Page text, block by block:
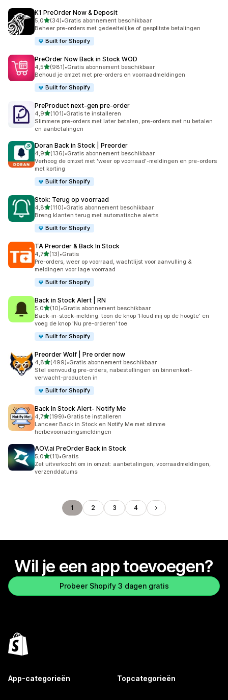
K1 PreOrder Now & Deposit
5,0van 5 sterren
(34)
34 recensies in totaal
•Gratis abonnement beschikbaar
Beheer pre-orders met gedeeltelijke of gesplitste betalingen
Built for Shopify
PreOrder Now Back in Stock WOD
4,5van 5 sterren
(981)
981 recensies in totaal
•Gratis abonnement beschikbaar
Behoud je omzet met pre-orders en voorraadmeldingen
Built for Shopify
PreProduct next‑gen pre‑order
4,9van 5 sterren
(101)
101 recensies in totaal
•Gratis te installeren
Slimmere pre-orders met later betalen, pre-orders met nu betalen
en aanbetalingen
Doran Back in Stock | Preorder
4,9van 5 sterren
(136)
136 recensies in totaal
•Gratis abonnement beschikbaar
Verhoog de omzet met 'weer op voorraad'-meldingen en pre-orders
met korting
Built for Shopify
Stok: Terug op voorraad
4,8van 5 sterren
(110)
110 recensies in totaal
•Gratis abonnement beschikbaar
Breng klanten terug met automatische alerts
Built for Shopify
TA Preorder & Back In Stock
4,7van 5 sterren
(13)
13 recensies in totaal
•Gratis
Pre-orders, weer op voorraad, wachtlijst voor aanvulling &
meldingen voor lage voorraad
Built for Shopify
Back in Stock Alert | RN
5,0van 5 sterren
(10)
10 recensies in totaal
•Gratis abonnement beschikbaar
Back-in-stock-melding: toon de knop 'Houd mij op de hoogte' en
voeg de knop 'Nu pre-orderen' toe
Built for Shopify
Preorder Wolf | Pre order now
4,8van 5 sterren
(499)
499 recensies in totaal
•Gratis abonnement beschikbaar
Stel eenvoudig pre-orders, nabestellingen en binnenkort-
verwacht-producten in
Built for Shopify
Back In Stock Alert‑ Notify Me
4,7van 5 sterren
(199)
199 recensies in totaal
•Gratis te installeren
Lanceer Back in Stock en Notify Me met slimme
herbevoorradingsmeldingen
AOV.ai PreOrder Back in Stock
5,0van 5 sterren
(11)
11 recensies in totaal
•Gratis
Zet uitverkocht om in omzet: aanbetalingen, voorraadmeldingen,
verzenddatums
1 2 3 4
Wil je een app toevoegen?
Probeer Shopify 3 dagen gratis
App-categorieën Topcategorieën